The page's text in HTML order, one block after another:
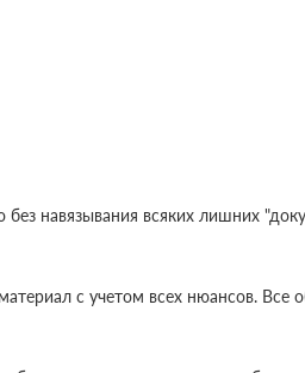
навязывания всяких лишних
с учетом всех нюансов. Все